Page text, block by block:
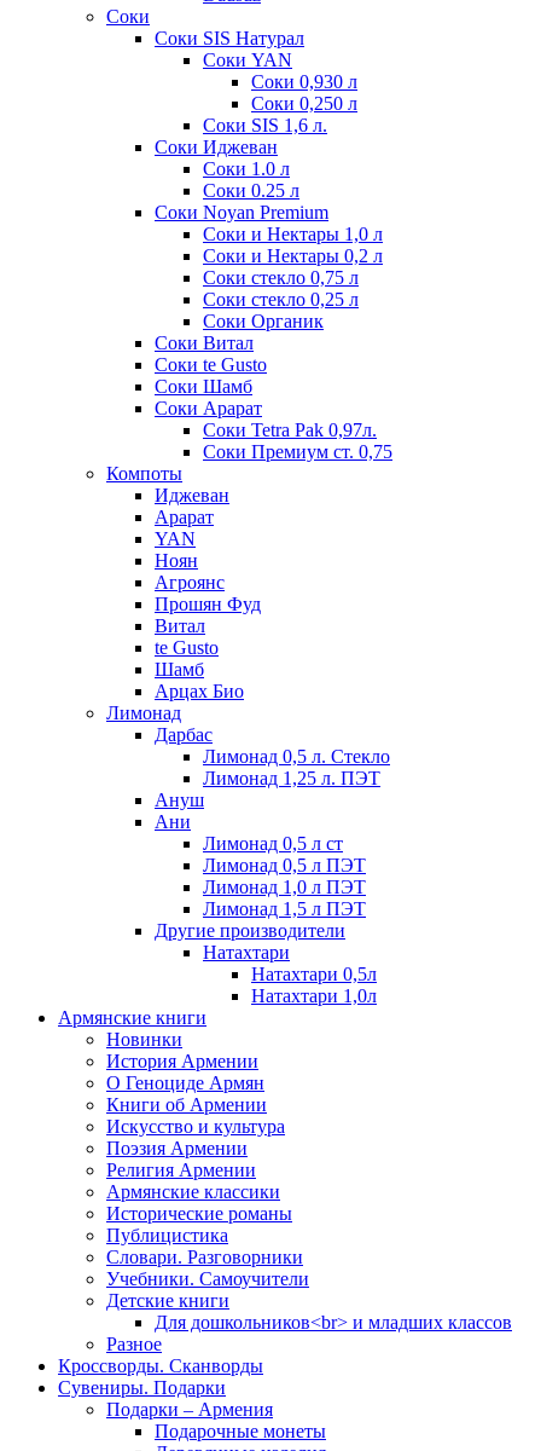
Соки
Соки SIS Натурал
Соки YAN
Соки 0,930 л
Соки 0,250 л
Соки SIS 1,6 л.
Соки Иджеван
Соки 1.0 л
Соки 0.25 л
Соки Noyan Premium
Соки и Нектары 1,0 л
Соки и Нектары 0,2 л
Соки стекло 0,75 л
Соки стекло 0,25 л
Соки Органик
Соки Витал
Соки te Gusto
Соки Шамб
Соки Арарат
Соки Tetra Pak 0,97л.
Соки Премиум ст. 0,75
Компоты
Иджеван
Арарат
YAN
Ноян
Агроянс
Прошян Фуд
Витал
te Gusto
Шамб
Арцах Био
Лимонад
Дарбас
Лимонад 0,5 л. Стекло
Лимонад 1,25 л. ПЭТ
Ануш
Ани
Лимонад 0,5 л ст
Лимонад 0,5 л ПЭТ
Лимонад 1,0 л ПЭТ
Лимонад 1,5 л ПЭТ
Другие производители
Натахтари
Натахтари 0,5л
Натахтари 1,0л
Армянские книги
Новинки
История Армении
О Геноциде Армян
Книги об Армении
Иcкусство и культура
Поэзия Армении
Религия Армении
Армянские классики
Исторические романы
Публицистика
Словари. Разговорники
Учебники. Самоучители
Детские книги
Для дошкольников<br> и младших классов
Разное
Кроссворды. Сканворды
Сувениры. Подарки
Подарки – Армения
Подарочные монеты